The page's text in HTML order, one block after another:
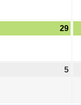
29
5